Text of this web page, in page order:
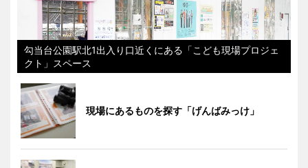
勾当台公園駅北1出入り口近くにある「こども現場プロジェ
クト」スペース
現場にあるものを探す「げんばみっけ」